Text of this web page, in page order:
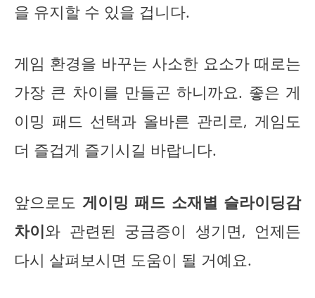
을 유지할 수 있을 겁니다.
게임 환경을 바꾸는 사소한 요소가 때로는
가장 큰 차이를 만들곤 하니까요. 좋은 게
이밍 패드 선택과 올바른 관리로, 게임도
더 즐겁게 즐기시길 바랍니다.
앞으로도 게이밍 패드 소재별 슬라이딩감
차이와 관련된 궁금증이 생기면, 언제든
다시 살펴보시면 도움이 될 거예요.